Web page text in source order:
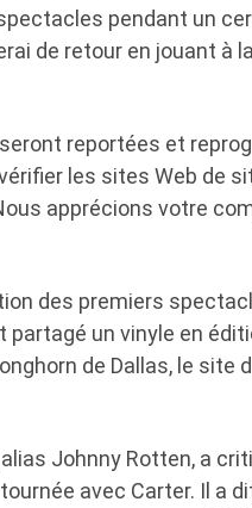
pendant un
de retour en jouant à
reportées et
les sites Web de
apprécions votre
des premiers
un vinyle en
de Dallas, le site
Johnny Rotten, a
avec Carter. Il a